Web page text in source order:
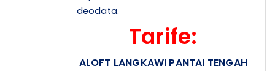
deodata.
Tarife:
ALOFT LANGKAWI PANTAI TENGAH